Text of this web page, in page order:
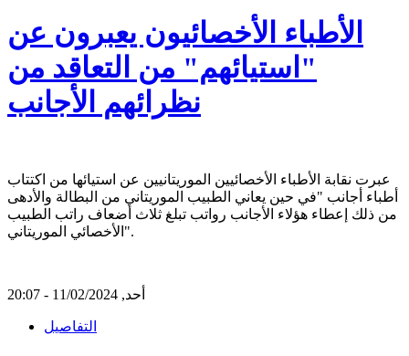
الأطباء الأخصائيون يعبرون عن
"استيائهم" من التعاقد من
نظرائهم الأجانب
عبرت نقابة الأطباء الأخصائيين الموريتانيين عن استيائها من اكتتاب
أطباء أجانب "في حين يعاني الطبيب الموريتاني من البطالة والأدهى
من ذلك إعطاء هؤلاء الأجانب رواتب تبلغ ثلاث أضعاف راتب الطبيب
الأخصائي الموريتاني".
أحد, 11/02/2024 - 20:07
التفاصيل